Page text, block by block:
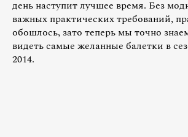
день наступит лучшее время. Без
важных практических требований,
обошлось, зато теперь мы точно
видеть самые желанные балетки в
2014.